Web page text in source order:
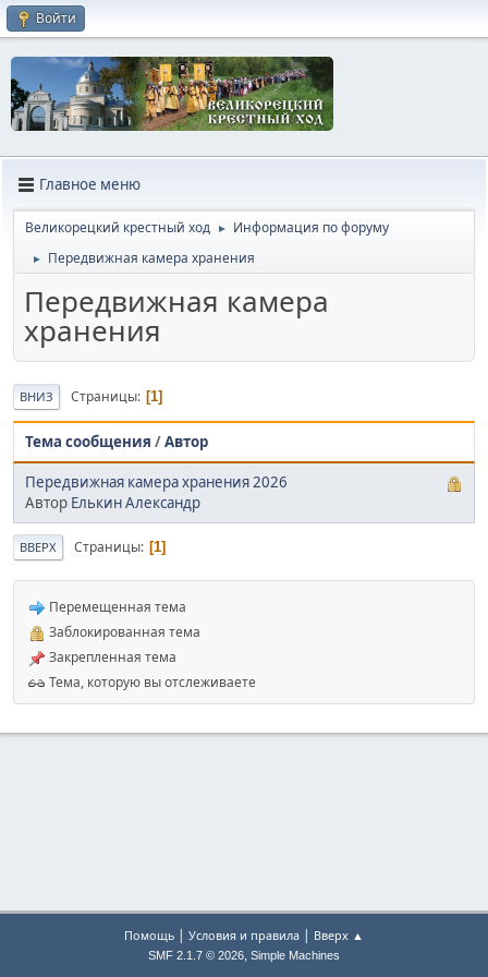
Войти
Главное меню
Великорецкий крестный ход ► Информация по форуму
► Передвижная камера хранения
Передвижная камера
хранения
ВНИЗ Страницы 1
Тема сообщения /Автор
Передвижная камера хранения 2026
Автор Елькин Александр
ВВЕРХ Страницы 1
Перемещенная тема
Заблокированная тема
Закрепленная тема
Тема, которую вы отслеживаете
Помощь | Условия и правила | Вверх ▲
SMF 2.1.7 © 2026, Simple Machines